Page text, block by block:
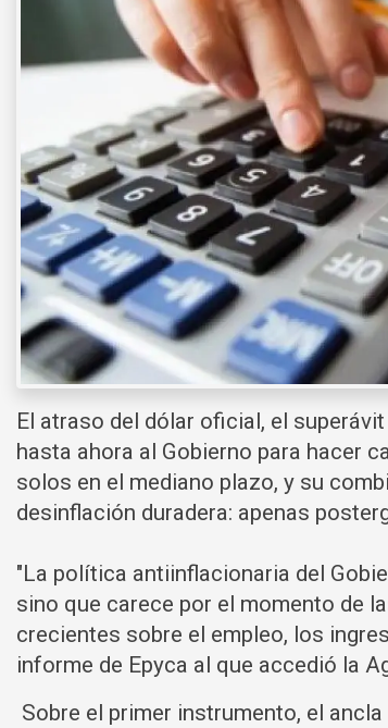
El atraso del dólar oficial, el
hasta ahora al Gobierno para hacer
solos en el mediano plazo, y su
desinflación duradera: apenas
"La política antiinflacionaria del
sino que carece por el momento de
crecientes sobre el empleo, los
informe de Epyca al que accedió la
Sobre el primer instrumento, el